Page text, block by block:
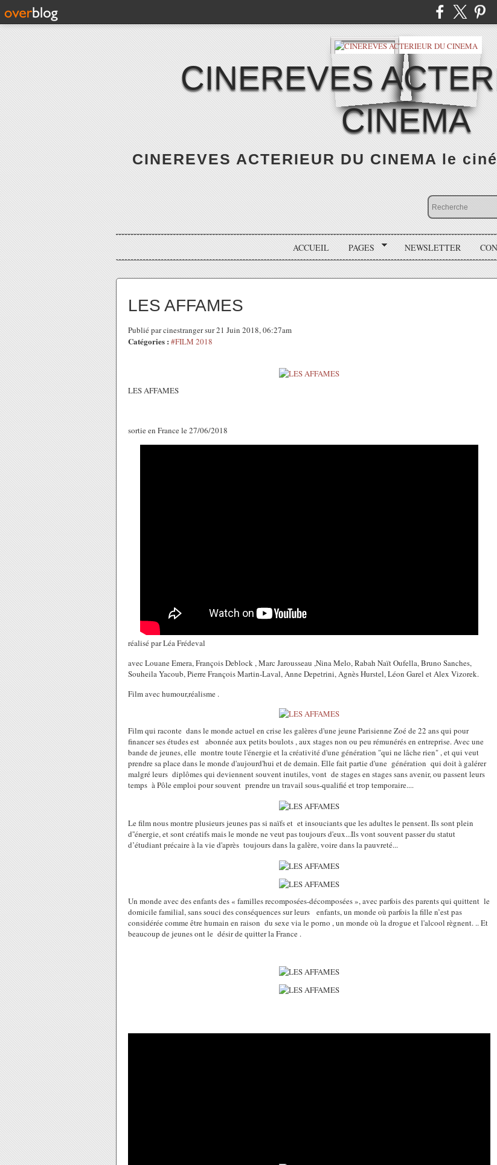
CINEREVES
CINEMA
CINEREVES ACTERIEUR DU CINEMA le
ACCUEIL PAGES NEWSLETTER
LES AFFAMES
Publié par cinestranger sur 21 Juin 2018, 06:27am
Catégories : #FILM 2018
LES AFFAMES
sortie en France le 27/06/2018
réalisé par Léa Frédeval
avec Louane Emera, François Deblock , Marc Jarousseau ,Nina Melo, Rabah Naït Oufella, Bruno Sanches,
Souheila Yacoub, Pierre François Martin-Laval, Anne Depetrini, Agnès Hurstel, Léon Garel et Alex Vizorek.
Film avec humour,réalisme .
Film qui raconte dans le monde actuel en crise les galères d'une jeune Parisienne Zoé de 22 ans qui pour
financer ses études est abonnée aux petits boulots , aux stages non ou peu rémunérés en entreprise. Avec une
bande de jeunes, elle montre toute l'énergie et la créativité d'une génération "qui ne lâche rien" , et qui veut
prendre sa place dans le monde d'aujourd'hui et de demain. Elle fait partie d'une génération qui doit à galérer
malgré leurs diplômes qui deviennent souvent inutiles, vont de stages en stages sans avenir, ou passent leurs
temps à Pôle emploi pour souvent prendre un travail sous-qualifié et trop temporaire....
Le film nous montre plusieurs jeunes pas si naïfs et et insouciants que les adultes le pensent. Ils sont plein
d''énergie, et sont créatifs mais le monde ne veut pas toujours d'eux...Ils vont souvent passer du statut
d’étudiant précaire à la vie d'après toujours dans la galère, voire dans la pauvreté...
Un monde avec des enfants des « familles recomposées-décomposées », avec parfois des parents qui quittent le
domicile familial, sans souci des conséquences sur leurs enfants, un monde où parfois la fille n’est pas
considérée comme être humain en raison du sexe via le porno , un monde où la drogue et l'alcool règnent. .. Et
beaucoup de jeunes ont le désir de quitter la France .